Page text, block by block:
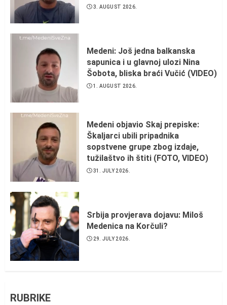
3. AUGUST 2026.
Medeni: Još jedna balkanska
sapunica i u glavnoj ulozi Nina
Šobota, bliska braći Vučić (VIDEO)
1. AUGUST 2026.
Medeni objavio Skaj prepiske:
Škaljarci ubili pripadnika
sopstvene grupe zbog izdaje,
tužilaštvo ih štiti (FOTO, VIDEO)
31. JULY 2026.
Srbija provjerava dojavu: Miloš
Medenica na Korčuli?
29. JULY 2026.
RUBRIKE